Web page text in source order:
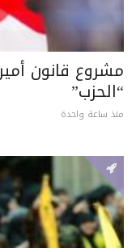
مشروع قانون
“الحزب”
منذ ساعة واحدة